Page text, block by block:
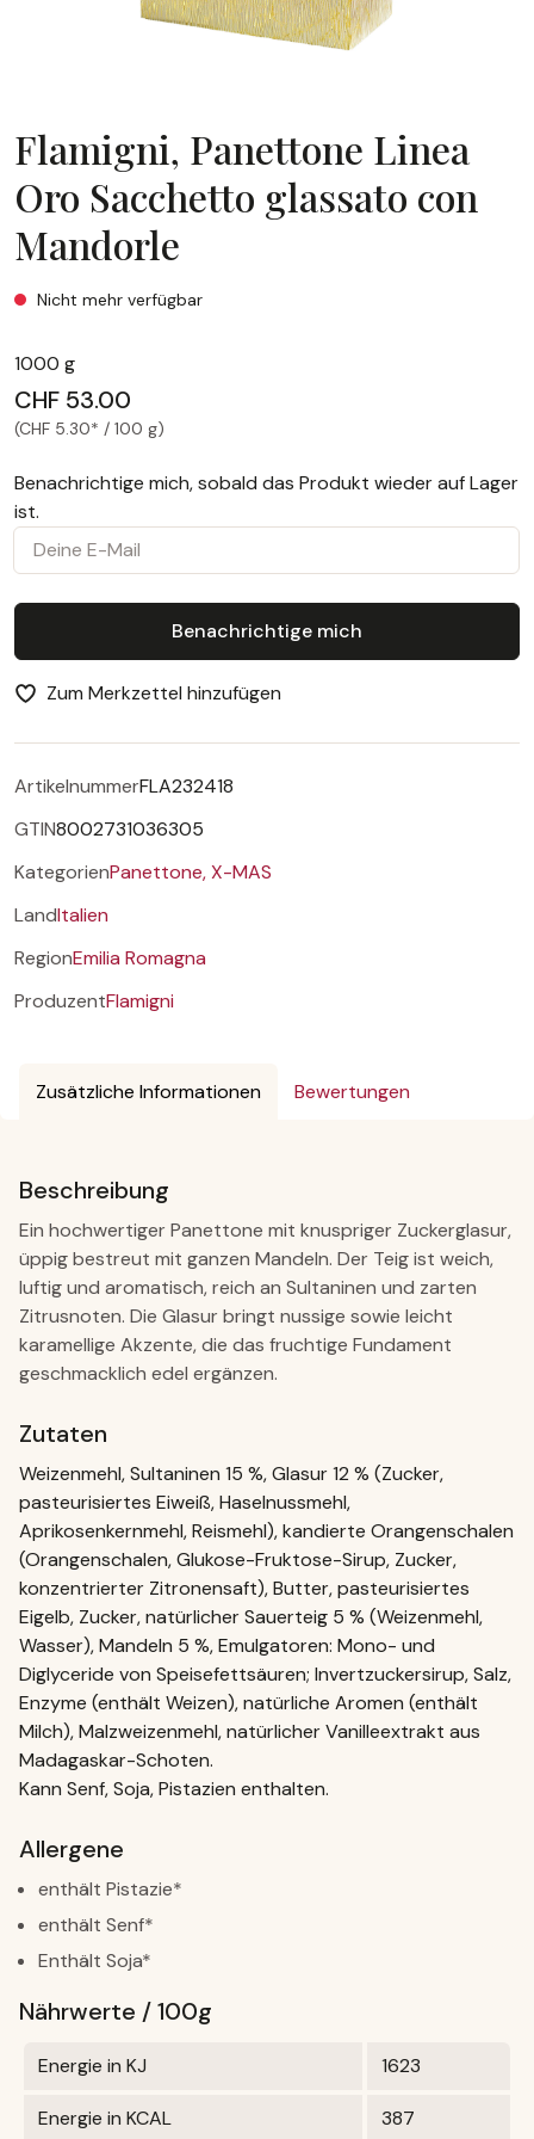
Flamigni, Panettone Linea
Oro Sacchetto glassato con
Mandorle
Flamigni, Panettone Linea Oro Sacchetto glassato con
Nicht mehr verfügbar
1000 g
CHF 53.00
(CHF 5.30* / 100 g)
Benachrichtige mich, sobald das Produkt wieder auf Lager
ist.
Deine E-Mail
Benachrichtige mich
Zum Merkzettel hinzufügen
ArtikelnummerFLA232418
GTIN8002731036305
KategorienPanettone,X-MAS
LandItalien
RegionEmilia Romagna
ProduzentFlamigni
Zusätzliche Informationen Bewertungen
Beschreibung
Ein hochwertiger Panettone mit knuspriger Zuckerglasur,
üppig bestreut mit ganzen Mandeln. Der Teig ist weich,
luftig und aromatisch, reich an Sultaninen und zarten
Zitrusnoten. Die Glasur bringt nussige sowie leicht
karamellige Akzente, die das fruchtige Fundament
geschmacklich edel ergänzen.
Zutaten
Weizenmehl, Sultaninen 15 %, Glasur 12 % (Zucker,
pasteurisiertes Eiweiß, Haselnussmehl,
Aprikosenkernmehl, Reismehl), kandierte Orangenschalen
(Orangenschalen, Glukose-Fruktose-Sirup, Zucker,
konzentrierter Zitronensaft), Butter, pasteurisiertes
Eigelb, Zucker, natürlicher Sauerteig 5 % (Weizenmehl,
Wasser), Mandeln 5 %, Emulgatoren: Mono- und
Diglyceride von Speisefettsäuren; Invertzuckersirup, Salz,
Enzyme (enthält Weizen), natürliche Aromen (enthält
Milch), Malzweizenmehl, natürlicher Vanilleextrakt aus
Madagaskar-Schoten.
Kann Senf, Soja, Pistazien enthalten.
Allergene
enthält Pistazie*
enthält Senf*
Enthält Soja*
Nährwerte / 100g
Energie in KJ 1623
Energie in KCAL 387